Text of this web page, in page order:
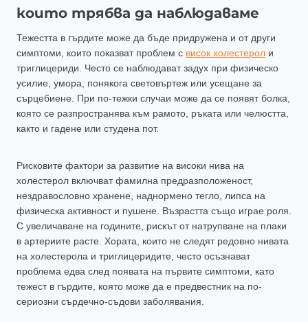
които трябва да наблюдаваме
Тежестта в гърдите може да бъде придружена и от други
симптоми, които показват проблем с висок холестерол и
триглицериди. Често се наблюдават задух при физическо
усилие, умора, понякога световъртеж или усещане за
сърцебиене. При по-тежки случаи може да се появят болка,
която се разпространява към рамото, ръката или челюстта,
както и гадене или студена пот.
Рисковите фактори за развитие на високи нива на
холестерол включват фамилна предразположеност,
нездравословно хранене, наднормено тегло, липса на
физическа активност и пушене. Възрастта също играе роля.
С увеличаване на годините, рискът от натрупване на плаки
в артериите расте. Хората, които не следят редовно нивата
на холестерола и триглицеридите, често осъзнават
проблема едва след появата на първите симптоми, като
тежест в гърдите, която може да е предвестник на по-
сериозни сърдечно-съдови заболявания.